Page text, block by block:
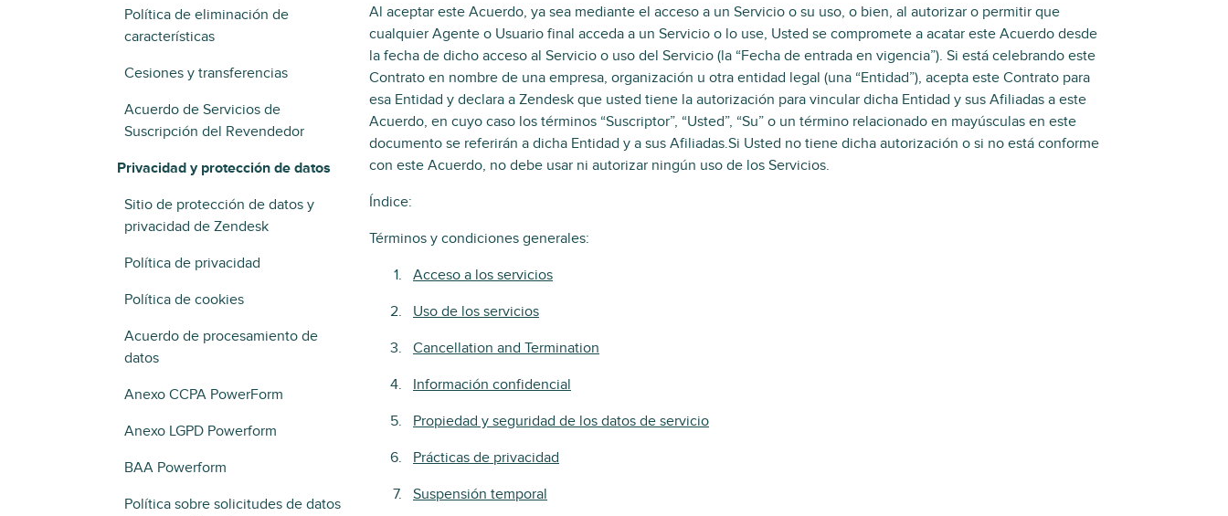
Política de eliminación de
características
Cesiones y transferencias
Acuerdo de Servicios de
Suscripción del Revendedor
Privacidad y protección de datos
Sitio de protección de datos y
privacidad de Zendesk
Política de privacidad
Política de cookies
Acuerdo de procesamiento de
datos
Anexo CCPA PowerForm
Anexo LGPD Powerform
BAA Powerform
Política sobre solicitudes de datos
Al aceptar este Acuerdo, ya sea mediante el acceso a un Servicio o su uso, o bien, al autorizar o permitir que
cualquier Agente o Usuario final acceda a un Servicio o lo use, Usted se compromete a acatar este Acuerdo desde
la fecha de dicho acceso al Servicio o uso del Servicio (la “Fecha de entrada en vigencia”). Si está celebrando este
Contrato en nombre de una empresa, organización u otra entidad legal (una “Entidad”), acepta este Contrato para
esa Entidad y declara a Zendesk que usted tiene la autorización para vincular dicha Entidad y sus Afiliadas a este
Acuerdo, en cuyo caso los términos “Suscriptor”, “Usted”, “Su” o un término relacionado en mayúsculas en este
documento se referirán a dicha Entidad y a sus Afiliadas.Si Usted no tiene dicha autorización o si no está conforme
con este Acuerdo, no debe usar ni autorizar ningún uso de los Servicios.
Índice:
Términos y condiciones generales:
Acceso a los servicios
Uso de los servicios
Cancellation and Termination
Información confidencial
Propiedad y seguridad de los datos de servicio
Prácticas de privacidad
Suspensión temporal